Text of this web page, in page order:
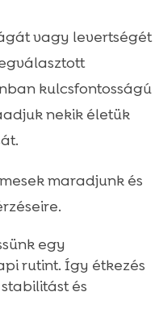
vagy levertségét
kulcsfontosságú
nekik életük
maradjunk és
egy
rutint. Így étkezés
és